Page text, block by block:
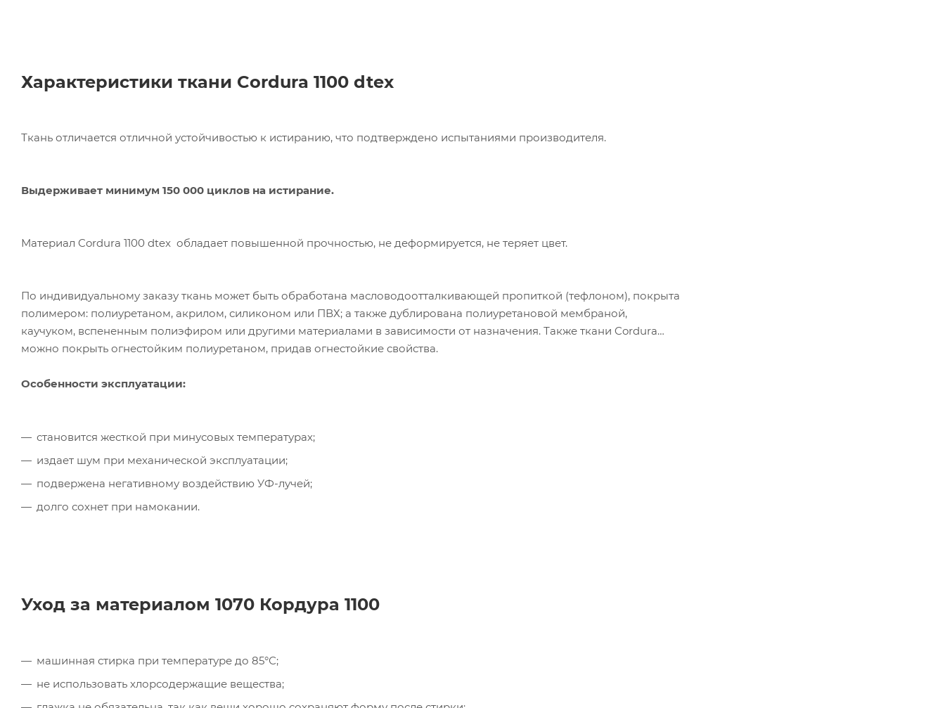
Характеристики ткани Cordura 1100 dtex
Ткань отличается отличной устойчивостью к истиранию, что подтверждено испытаниями производителя.
Выдерживает минимум 150 000 циклов на истирание.
Материал Cordura 1100 dtex обладает повышенной прочностью, не деформируется, не теряет цвет.
По индивидуальному заказу ткань может быть обработана масловодоотталкивающей пропиткой (тефлоном), покрыта
полимером: полиуретаном, акрилом, силиконом или ПВХ; а также дублирована полиуретановой мембраной,
каучуком, вспененным полиэфиром или другими материалами в зависимости от назначения. Также ткани Cordura
можно покрыть огнестойким полиуретаном, придав огнестойкие свойства.
Особенности эксплуатации:
становится жесткой при минусовых температурах;
издает шум при механической эксплуатации;
подвержена негативному воздействию УФ-лучей;
долго сохнет при намокании.
Уход за материалом 1070 Кордура 1100
машинная стирка при температуре до 85°С;
не использовать хлорсодержащие вещества;
Компания «Торговый Дом Технический Текстиль»
персональные данные с использованием Яндекс
Метрики. Это улучшает работу сайта и
Подтвердите ваше согласие, нажав кнопку "Принять".
Принять